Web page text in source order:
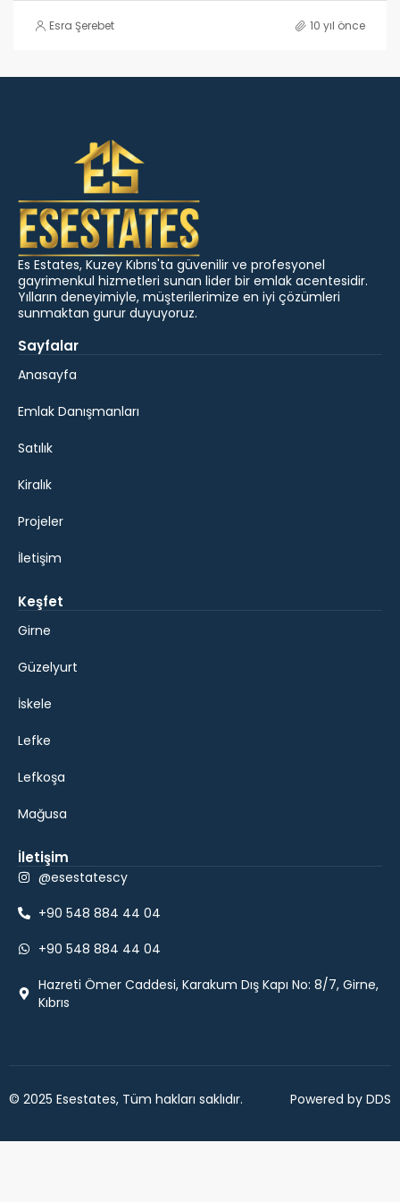
Esra Şerebet 10 yıl önce
Es Estates, Kuzey Kıbrıs'ta güvenilir ve profesyonel
gayrimenkul hizmetleri sunan lider bir emlak acentesidir.
Yılların deneyimiyle, müşterilerimize en iyi çözümleri
sunmaktan gurur duyuyoruz.
Sayfalar
Anasayfa
Emlak Danışmanları
Satılık
Kiralık
Projeler
İletişim
Keşfet
Girne
Güzelyurt
İskele
Lefke
Lefkoşa
Mağusa
İletişim
@esestatescy
+90 548 884 44 04
+90 548 884 44 04
Hazreti Ömer Caddesi, Karakum Dış Kapı No: 8/7, Girne,
Kıbrıs
© 2025 Esestates, Tüm hakları saklıdır. Powered by DDS